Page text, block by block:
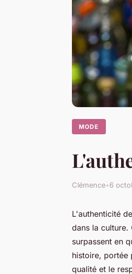
MODE
Clémence•6
L'authenticité
dans la culture.
surpassent en
histoire, portée
qualité et le